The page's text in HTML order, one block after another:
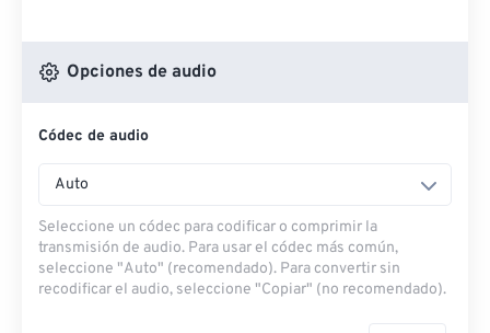
Opciones de audio
Códec de audio
Auto
Seleccione un códec para codificar o comprimir la
transmisión de audio. Para usar el códec más común,
seleccione "Auto" (recomendado). Para convertir sin
recodificar el audio, seleccione "Copiar" (no recomendado).